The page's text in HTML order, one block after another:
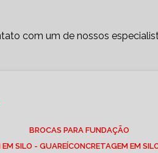
com um de nossos
BROCAS PARA FUNDAÇÃO
EM SILO - GUAREÍ
CONCRETAGEM EM